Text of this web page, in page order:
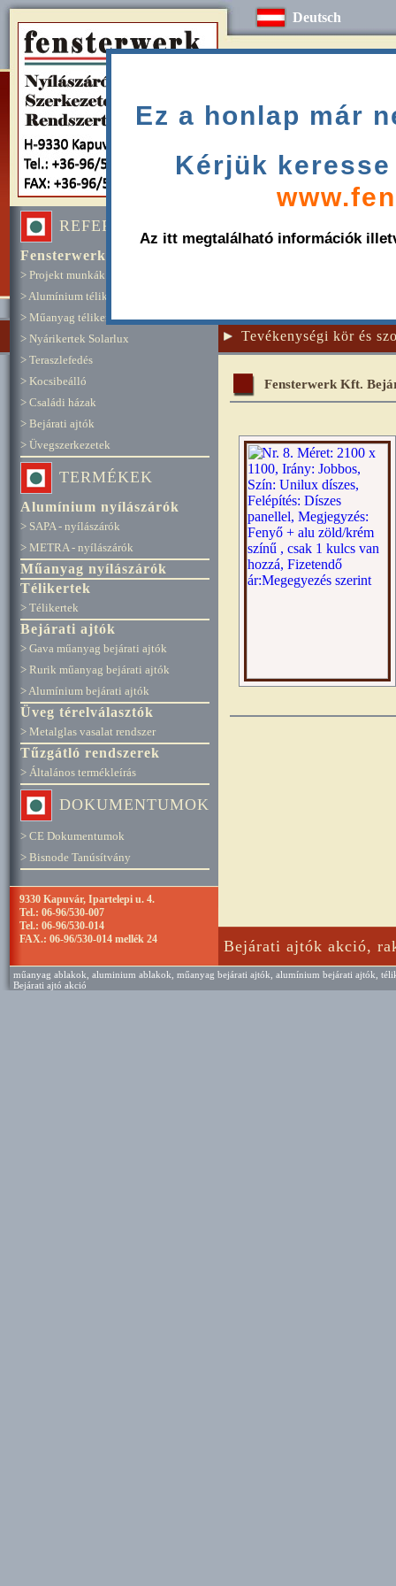
Ez a honlap már
Kérjük
Az itt megtalálható információk
REFERENCIÁK
Fensterwerk referenciák
> Projekt munkák
> Alumínium télikertek
> Műanyag télikertek
> Nyárikertek Solarlux
> Teraszlefedés
> Kocsibeálló
> Családi házak
> Bejárati ajtók
> Üvegszerkezetek
TERMÉKEK
Alumínium nyílászárók
> SAPA - nyílászárók
> METRA - nyílászárók
Műanyag nyílászárók
Télikertek
> Télikertek
Bejárati ajtók
> Gava műanyag bejárati ajtók
> Rurik műanyag bejárati ajtók
> Alumínium bejárati ajtók
Üveg térelválasztók
> Metalglas vasalat rendszer
Tűzgátló rendszerek
> Általános termékleírás
DOKUMENTUMOK
> CE Dokumentumok
> Bisnode Tanúsítvány
Deutsch
Tevékenységi kör és
Fensterwerk Kft.
9330 Kapuvár, Ipartelepi u. 4.
Tel.: 06-96/530-007
Tel.: 06-96/530-014
FAX.: 06-96/530-014 mellék 24
Bejárati ajtók akció,
műanyag ablakok aluminium ablakok műanyag bejárati ajtók alumínium bejárati ajtók
Bejárati ajtó akció